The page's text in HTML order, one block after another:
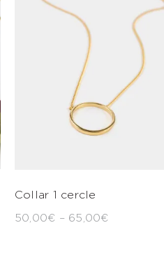
Collar 1 cercle
50,00€ – 65,00€